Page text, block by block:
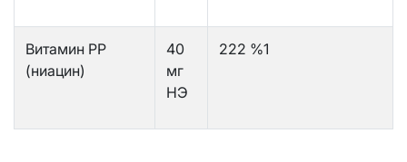
Витамин PP
(ниацин)
40
мг
НЭ
222 %1